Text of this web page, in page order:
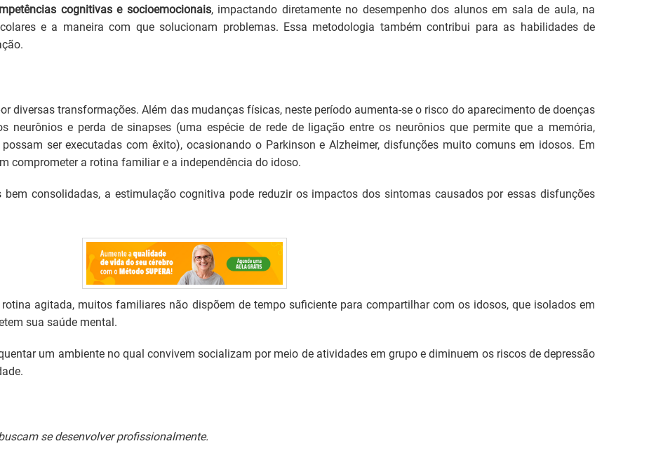
cognitivas e socioemocionais, impactando diretamente no desempenho dos alunos em sala de aula, na
e a maneira com que solucionam problemas. Essa metodologia também contribui para as habilidades de
diversas transformações. Além das mudanças físicas, neste período aumenta-se o risco do aparecimento de doenças
neurônios e perda de sinapses (uma espécie de rede de ligação entre os neurônios que permite que a memória,
ser executadas com êxito), ocasionando o Parkinson e Alzheimer, disfunções muito comuns em idosos. Em
comprometer a rotina familiar e a independência do idoso.
consolidadas, a estimulação cognitiva pode reduzir os impactos dos sintomas causados por essas disfunções
agitada, muitos familiares não dispõem de tempo suficiente para compartilhar com os idosos, que isolados em
sua saúde mental.
um ambiente no qual convivem socializam por meio de atividades em grupo e diminuem os riscos de depressão
se desenvolver profissionalmente.